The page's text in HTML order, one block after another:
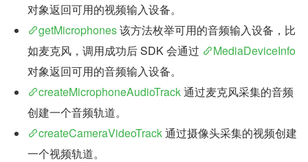
对象返回可用的视频输入设备。
getMicrophones 该方法枚举可用的音频输入设备，比
如麦克风，调用成功后 SDK 会通过
MediaDeviceInfo
对象返回可用的音频输入设备。
createMicrophoneAudioTrack 通过麦克风采集的音频
创建一个音频轨道。
createCameraVideoTrack 通过摄像头采集的视频创建
一个视频轨道。